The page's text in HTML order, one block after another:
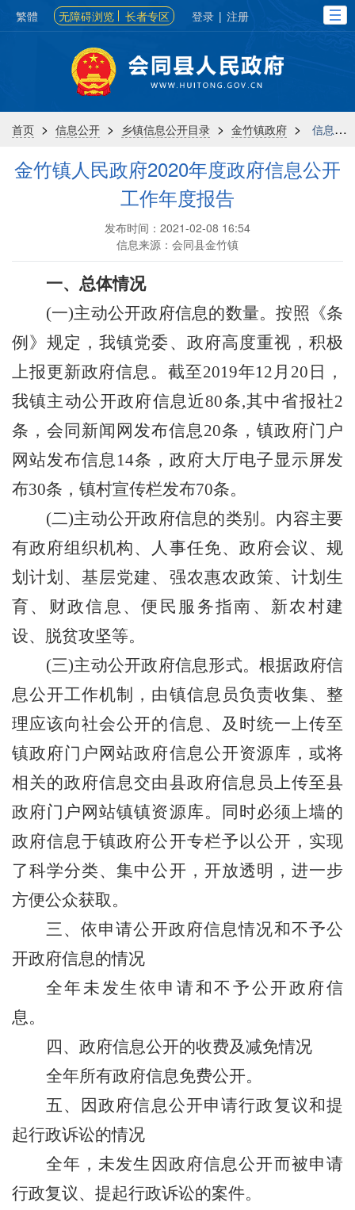
繁體 无障碍浏览 长者专区 登录 | 注册
首页 > 信息公开 > 乡镇信息公开目录 > 金竹镇政府 > 信息公开年报
金竹镇人民政府2020年度政府信息公开
工作年度报告
发布时间：2021-02-08 16:54
信息来源：会同县金竹镇
一、总体情况
(一)主动公开政府信息的数量。按照《条
例》规定，我镇党委、政府高度重视，积极
上报更新政府信息。截至2019年12月20日，
我镇主动公开政府信息近80条,其中省报社2
条， 会同新闻网发布信息20条， 镇政府门户
网站发布信息 14条，政府大厅电子显示屏发
布30条， 镇村宣传栏发布70条。
(二)主动公开政府信息的类别。内容主要
有政府组织机构、人事任免、政府会议、规
划计划、基层党建、强农惠农政策、计划生
育、财政信息、便民服务指南、新农村建
设、脱贫攻坚等。
(三)主动公开政府信息形式。根据政府信
息公开工作机制，由镇信息员负责收集、整
理应该向社会公开的信息、及时统一上传至
镇政府门户网站政府信息公开资源库，或将
相关的政府信息交由县政府信息员上传至县
政府门户网站镇镇资源库。同时必须上墙的
政府信息于镇政府公开专栏予以公开，实现
了科学分类、集中公开，开放透明，进一步
方便公众获取。
三、依申请公开政府信息情况和不予公
开政府信息的情况
全年未发生依申请和不予公开政府信
息。
四、政府信息公开的收费及减免情况
全年所有政府信息免费公开。
五、因政府信息公开申请行政复议和提
起行政诉讼的情况
全年，未发生因政府信息公开而被申请
行政复议、提起行政诉讼的案件。